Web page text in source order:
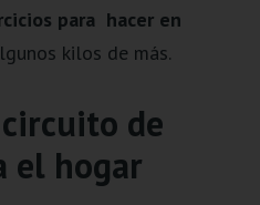
para hacer en
kilos de más.
de
el hogar